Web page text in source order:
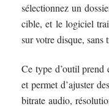
sélectionnez un
cible, et le logiciel
sur votre disque, sans
Ce type d’outil prend
et permet d’ajuster
bitrate audio,